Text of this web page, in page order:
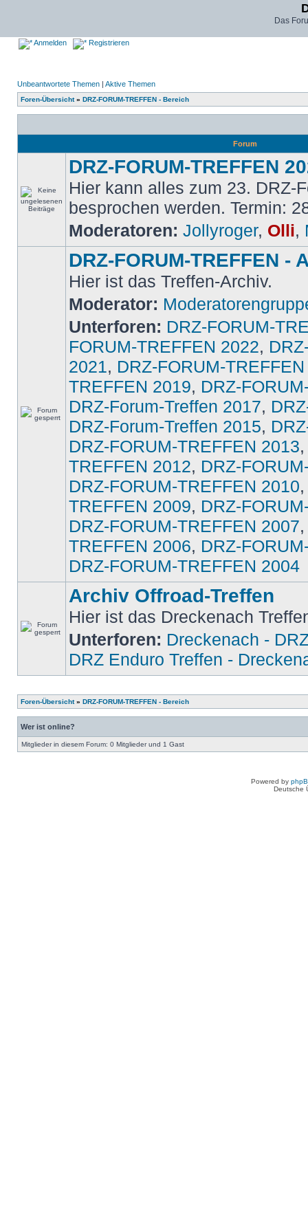
Das
Anmelden Registrieren
Unbeantwortete Themen | Aktive Themen
Foren-Übersicht» DRZ-FORUM-TREFFEN - Bereich
Forum
DRZ-FORUM-TREFFEN
Hier kann alles zum 23. DRZ-
besprochen werden. Termin:
Moderatoren: Jollyroger, Olli,
DRZ-FORUM-TREFFEN -
Hier ist das Treffen-Archiv.
Moderator:
Unterforen: DRZ-FORUM-
FORUM-TREFFEN 2022,
2021, DRZ-FORUM-
TREFFEN 2019, DRZ-
DRZ-Forum-Treffen 2017,
DRZ-Forum-Treffen 2015,
DRZ-FORUM-TREFFEN 2013
TREFFEN 2012, DRZ-
DRZ-FORUM-TREFFEN 2010
TREFFEN 2009, DRZ-
DRZ-FORUM-TREFFEN 2007
TREFFEN 2006, DRZ-
DRZ-FORUM-TREFFEN 2004
Archiv Offroad-Treffen
Hier ist das Dreckenach
Unterforen: Dreckenach -
DRZ Enduro Treffen -
Foren-Übersicht» DRZ-FORUM-TREFFEN - Bereich
Wer ist online?
Mitglieder in diesem Forum: 0 Mitglieder und 1 Gast
Powered by
Deutsche